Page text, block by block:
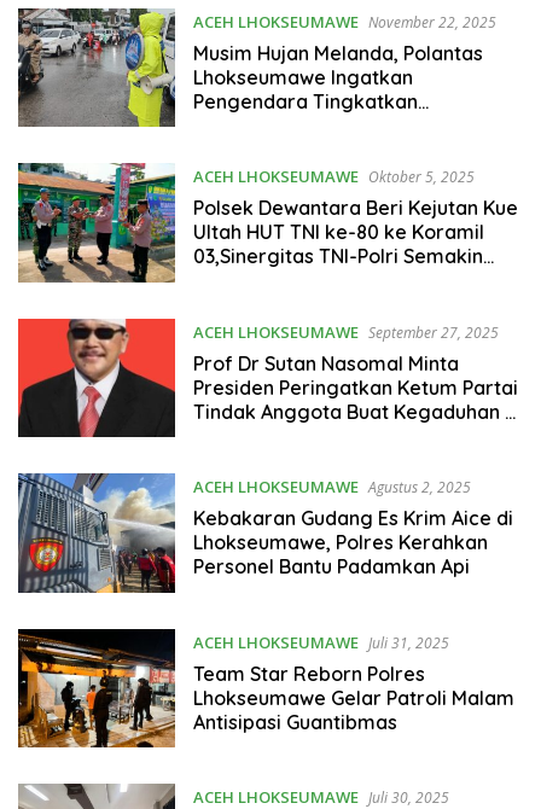
ACEH LHOKSEUMAWE November 22, 2025
Musim Hujan Melanda, Polantas
Lhokseumawe Ingatkan
Pengendara Tingkatkan
ACEH LHOKSEUMAWE Oktober 5, 2025
Polsek Dewantara Beri Kejutan Kue
Ultah HUT TNI ke-80 ke Koramil
03,Sinergitas TNI-Polri Semakin
ACEH LHOKSEUMAWE September 27, 2025
Prof Dr Sutan Nasomal Minta
Presiden Peringatkan Ketum Partai
Tindak Anggota Buat Kegaduhan Di
ACEH LHOKSEUMAWE Agustus 2, 2025
Kebakaran Gudang Es Krim Aice di
Lhokseumawe, Polres Kerahkan
Personel Bantu Padamkan Api
ACEH LHOKSEUMAWE Juli 31, 2025
Team Star Reborn Polres
Lhokseumawe Gelar Patroli Malam
Antisipasi Guantibmas
ACEH LHOKSEUMAWE Juli 30, 2025